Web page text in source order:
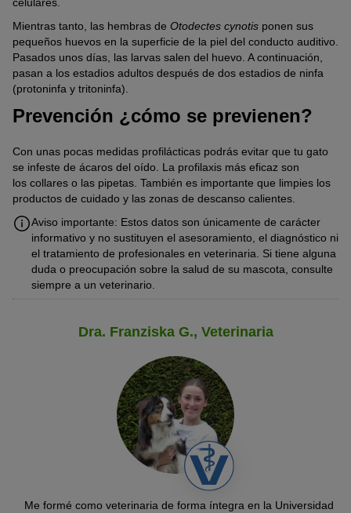
Mientras tanto, las hembras de Otodectes cynotis ponen sus
pequeños huevos en la superficie de la piel del conducto auditivo.
Pasados unos días, las larvas salen del huevo. A continuación,
pasan a los estadios adultos después de dos estadios de ninfa
(protoninfa y tritoninfa).
Prevención ¿cómo se previenen?
Con unas pocas medidas profilácticas podrás evitar que tu gato
se infeste de ácaros del oído. La profilaxis más eficaz son
los collares o las pipetas. También es importante que limpies los
productos de cuidado y las zonas de descanso calientes.
Aviso importante: Estos datos son únicamente de carácter
informativo y no sustituyen el asesoramiento, el diagnóstico ni
el tratamiento de profesionales en veterinaria. Si tiene alguna
duda o preocupación sobre la salud de su mascota, consulte
siempre a un veterinario.
Dra. Franziska G., Veterinaria
Me formé como veterinaria de forma íntegra en la Universidad